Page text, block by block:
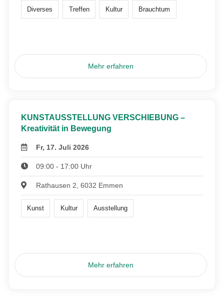
Diverses Treffen Kultur Brauchtum
Mehr erfahren
KUNSTAUSSTELLUNG VERSCHIEBUNG –
Kreativität in Bewegung
Fr, 17. Juli 2026
09:00 - 17:00 Uhr
Rathausen 2, 6032 Emmen
Kunst Kultur Ausstellung
Mehr erfahren